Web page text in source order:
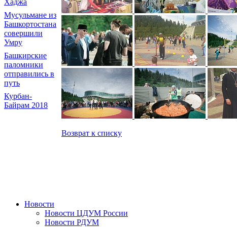
Хаджа
Мусульмане из
Башкортостана
совершили
Умру
Башкирские
паломники
отправились в
путь
Курбан-
Байрам 2018
Возврат к списку
Новости
Новости ЦДУМ России
Новости РДУМ